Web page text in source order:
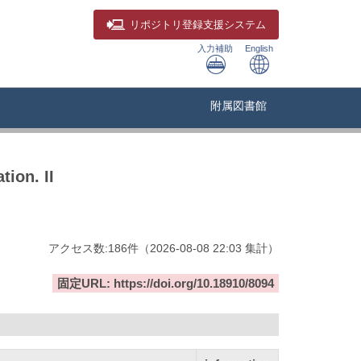
リポジトリ 登録支援システム
入力補助 English
附属図書館
II
アクセス数:186件 （2026-08-08 22:03 集計）
固定URL: https://doi.org/10.18910/8094